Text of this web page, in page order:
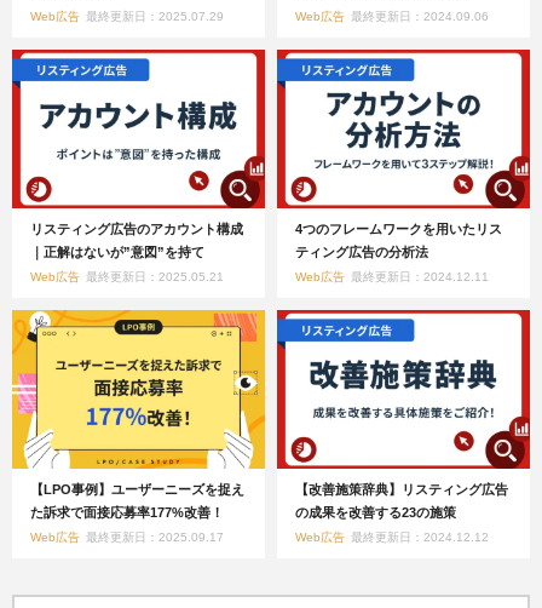
Web広告 最終更新日：2025.07.29 Web広告 最終更新日：2024.09.06
リスティング広告のアカウント構成
｜正解はないが”意図”を持て
Web広告 最終更新日：2025.05.21
4つのフレームワークを用いたリス
ティング広告の分析法
Web広告 最終更新日：2024.12.11
【LPO事例】ユーザーニーズを捉え
た訴求で面接応募率177%改善！
Web広告 最終更新日：2025.09.17
【改善施策辞典】リスティング広告
の成果を改善する23の施策
Web広告 最終更新日：2024.12.12